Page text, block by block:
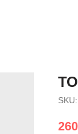
SKU:
260